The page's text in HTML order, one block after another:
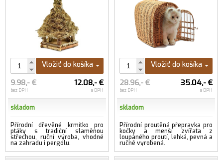
Vložiť do košíka
9.98,- €
bez DPH
12.08,- €
s DPH
skladom
Přírodní dřevěné krmítko pro
ptáky s tradiční slaměnou
střechou, ruční výroba, vhodné
na zahradu i pergolu.
Vložiť do košíka
28.96,- €
bez DPH
35.04,- €
s DPH
skladom
Přírodní proutěná přepravka pro
kočky a menší zvířata z
loupaného proutí, lehká, pevná a
ručně vyrobená.